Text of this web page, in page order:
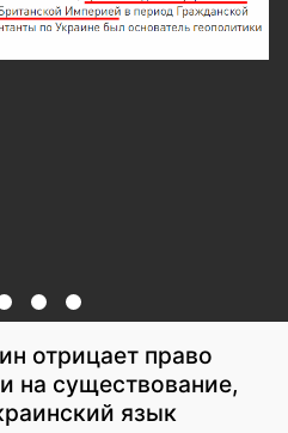
отрицает право
на существование,
язык